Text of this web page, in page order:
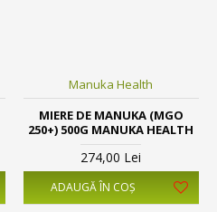
Manuka Health
MIERE DE MANUKA (MGO
250+) 500G MANUKA HEALTH
274,00 Lei
ADAUGĂ ÎN COŞ